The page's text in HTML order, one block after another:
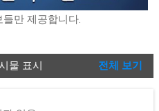
만 제공합니다.
물 표시 전체 보기